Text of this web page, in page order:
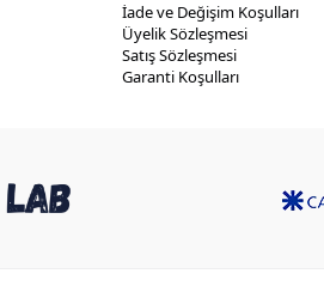
İade ve Değişim Koşulları
Üyelik Sözleşmesi
Satış Sözleşmesi
Garanti Koşulları